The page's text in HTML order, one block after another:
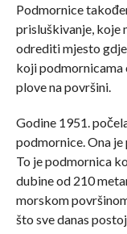
Podmornice
prisluškivanje, koje
odrediti mjesto gdje
koji podmornicama
plove na površini.
Godine 1951.
podmornice. Ona je
To je podmornica
dubine od 210
morskom
što sve danas